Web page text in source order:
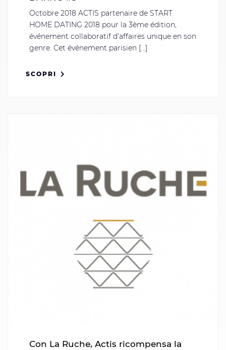
Octobre 2018 ACTIS partenaire de START
HOME DATING 2018 pour la 3ème édition,
événement collaboratif d’affaires unique en son
genre. Cet événement parisien [...]
SCOPRI
Con La Ruche, Actis ricompensa la